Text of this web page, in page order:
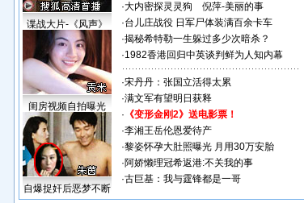
谍战大片-《风声》
闺房视频自拍曝光
自爆捉奸后恶梦不断
·大内密探灵灵狗
倪萍-美丽的事
·台儿庄战役 日军尸体装满百余卡车
·揭秘希特勒一生躲过多少次暗杀？
·1982香港回归中英谈判鲜为人知内幕
·宋丹丹：张国立活得太累
·满文军有望明日获释
· 《变形金刚2》送电影票！
·李湘王岳伦恩爱待产
·黎姿怀孕大肚照曝光 月用30万安胎
·阿娇懒理冠希返港:不关我的事
·古巨基：我与霆锋都是一哥